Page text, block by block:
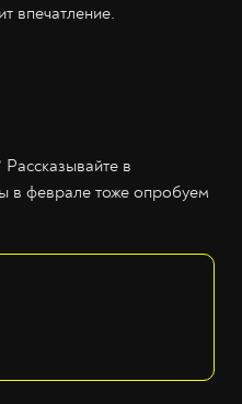
впечатление.
в
в феврале тоже опробуем